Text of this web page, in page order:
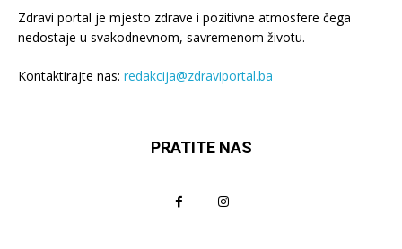
Zdravi portal je mjesto zdrave i pozitivne atmosfere čega
nedostaje u svakodnevnom, savremenom životu.
Kontaktirajte nas: redakcija@zdraviportal.ba
PRATITE NAS